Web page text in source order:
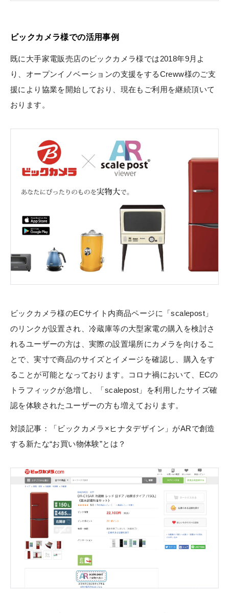
ビックカメラ様での活用事例
既に大手家電販売店のビックカメラ様では2018年9月よ
り、オープンイノベーションの支援をするCreww様のご支
援により協業を開始しており、現在もご利用を継続頂いて
おります。
ビックカメラ様のECサイト内商品ページに「scalepost」
のリンクが設置され、冷蔵庫等の大型家電の購入を検討さ
れるユーザーの方は、実際の設置場所にカメラを向けるこ
とで、実寸で商品のサイズとイメージを確認し、購入をす
ることが可能となっております。コロナ禍において、ECの
トラフィックが急増し、「scalepost」を利用したサイズ確
認を体験されたユーザーの方も増えております。
対談記事：
「ビックカメラ×ヒナタデザイン」がARで創造
する新たな“お買い物体験”とは？